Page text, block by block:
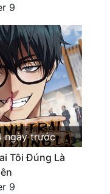
9
ngày trước
Tôi Đúng Là
9